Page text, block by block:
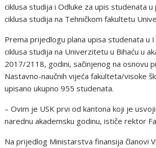
ciklusa studija i Odluke za upis studenata
ciklusa studija na Tehničkom fakultetu
Prema prijedlogu plana upisa studenata u
ciklusa studija na Univerzitetu u Bihaću u
2017/2118, godini, sačinjenog na osnovu
Nastavno-naučnih vijeća fakulteta/visoke
upisano ukupno 955 studenata.
– Ovim je USK prvi od kantona koji je
narednu akademsku godinu, ističe rektor
Na prijedlog Ministarstva finansija članovi